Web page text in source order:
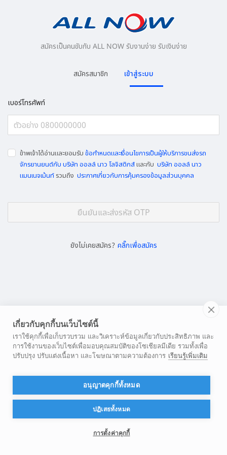
สมัครเป็นคนขับกับ ALL NOW รับงานง่าย รับเงินง่าย
สมัครสมาชิก เข้าสู่ระบบ
เบอร์โทรศัพท์
ข้าพเจ้าได้อ่านและยอมรับ ข้อกำหนดและเงื่อนไขการเป็นผู้ให้บริการขนส่งรถ
จักรยานยนต์กับ บริษัท ออลล์ นาว โลจิสติกส์และกับ บริษัท ออลล์ นาว
แมนเนจเม้นท์ รวมถึง ประกาศเกี่ยวกับการคุ้มครองข้อมูลส่วนบุคคล
ยืนยันและส่งรหัส OTP
ยังไม่เคยสมัคร? คลิ๊กเพื่อสมัคร
เกี่ยวกับคุกกี้บนเว็บไซต์นี้
เราใช้คุกกี้เพื่อเก็บรวบรวม และวิเคราะห์ข้อมูลเกี่ยวกับประสิทธิภาพ และ
การใช้งานของเว็บไซต์เพื่อมอบคุณสมบัติของโซเชียลมีเดีย รวมทั้งเพื่อ
ปรับปรุง ปรับแต่งเนื้อหา และโฆษณาตามความต้องการ เรียนรู้เพิ่มเติม
อนุญาตคุกกี้ทั้งหมด
ปฏิเสธทั้งหมด
การตั้งค่าคุกกี้